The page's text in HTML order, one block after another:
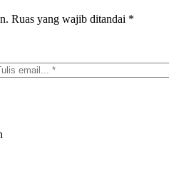
Ruas yang wajib ditandai *